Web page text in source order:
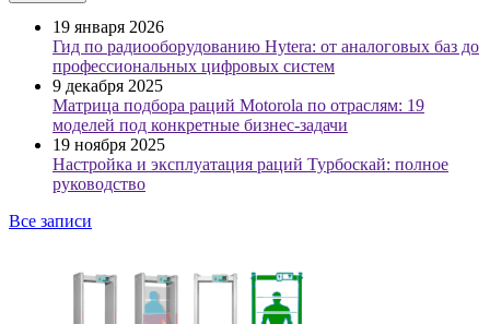
19 января 2026
Гид по радиооборудованию Hytera: от аналоговых баз до
профессиональных цифровых систем
9 декабря 2025
Матрица подбора раций Motorola по отраслям: 19
моделей под конкретные бизнес-задачи
19 ноября 2025
Настройка и эксплуатация раций Турбоскай: полное
руководство
Все записи